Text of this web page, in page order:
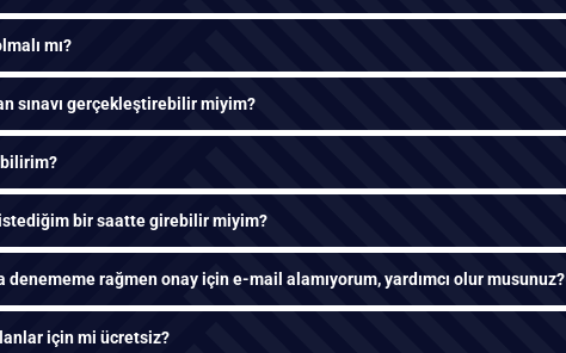
mı?
sınavı gerçekleştirebilir miyim?
bir saatte girebilir miyim?
denememe rağmen onay için e-mail alamıyorum, yardımcı olur musunuz?
için mi ücretsiz?